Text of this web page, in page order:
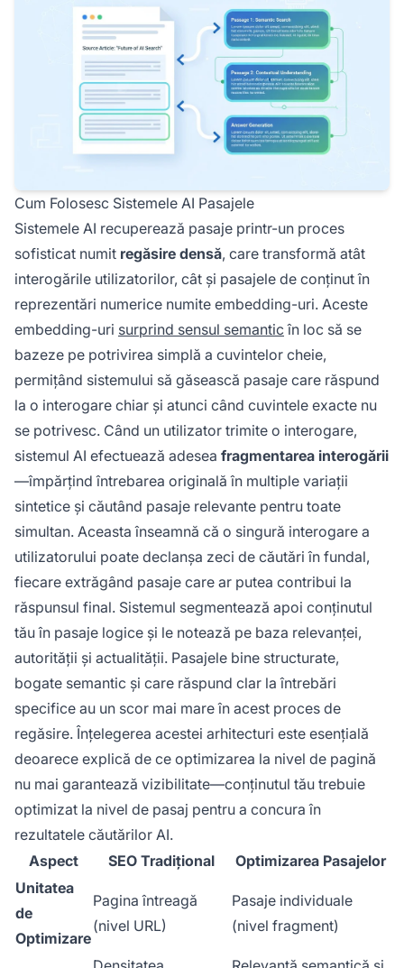
Cum Folosesc Sistemele AI Pasajele
Sistemele AI recuperează pasaje printr-un proces
sofisticat numit regăsire densă, care transformă atât
interogările utilizatorilor, cât și pasajele de conținut în
reprezentări numerice numite embedding-uri. Aceste
embedding-uri surprind sensul semantic în loc să se
bazeze pe potrivirea simplă a cuvintelor cheie,
permițând sistemului să găsească pasaje care răspund
la o interogare chiar și atunci când cuvintele exacte nu
se potrivesc. Când un utilizator trimite o interogare,
sistemul AI efectuează adesea fragmentarea interogării
—împărțind întrebarea originală în multiple variații
sintetice și căutând pasaje relevante pentru toate
simultan. Aceasta înseamnă că o singură interogare a
utilizatorului poate declanșa zeci de căutări în fundal,
fiecare extrăgând pasaje care ar putea contribui la
răspunsul final. Sistemul segmentează apoi conținutul
tău în pasaje logice și le notează pe baza relevanței,
autorității și actualității. Pasajele bine structurate,
bogate semantic și care răspund clar la întrebări
specifice au un scor mai mare în acest proces de
regăsire. Înțelegerea acestei arhitecturi este esențială
deoarece explică de ce optimizarea la nivel de pagină
nu mai garantează vizibilitate—conținutul tău trebuie
optimizat la nivel de pasaj pentru a concura în
rezultatele căutărilor AI.
Aspect
SEO Tradițional
Optimizarea Pasajelor
Unitatea
de
Optimizare
Pagina întreagă
(nivel URL)
Pasaje individuale
(nivel fragment)